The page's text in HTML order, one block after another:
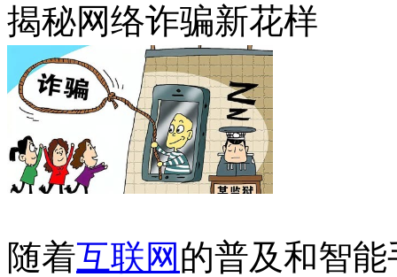
揭秘网络诈骗新花样
随着互联网 的普及和智